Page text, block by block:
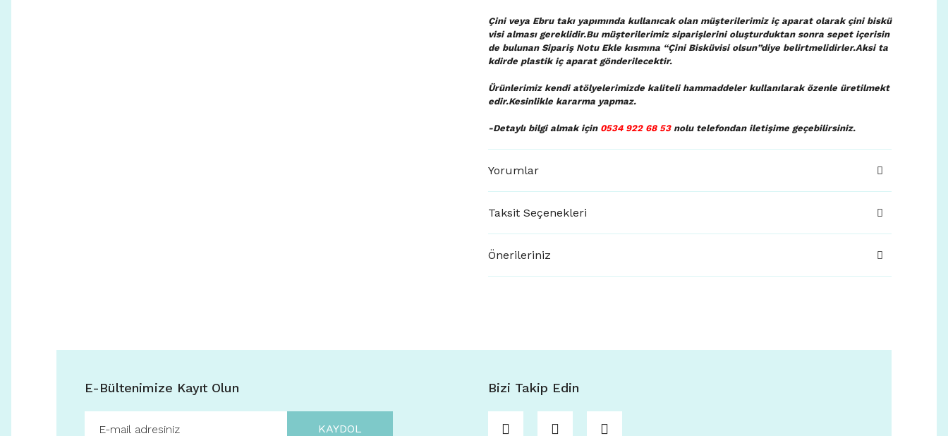
Çini veya Ebru takı yapımında kullanıcak olan müşterilerimiz iç aparat olarak çini biskü
visi alması gereklidir.Bu müşterilerimiz siparişlerini oluşturduktan sonra sepet içerisin
de bulunan Sipariş Notu Ekle kısmına “Çini Bisküvisi olsun”diye belirtmelidirler.Aksi ta
kdirde plastik iç aparat gönderilecektir.
Ürünlerimiz kendi atölyelerimizde kaliteli hammaddeler kullanılarak özenle üretilmekt
edir.Kesinlikle kararma yapmaz.
-Detaylı bilgi almak için 0534 922 68 53nolu telefondan iletişime geçebilirsiniz.
Yorumlar
Taksit Seçenekleri
Önerileriniz
E-Bültenimize Kayıt Olun
KAYDOL
Bizi Takip Edin